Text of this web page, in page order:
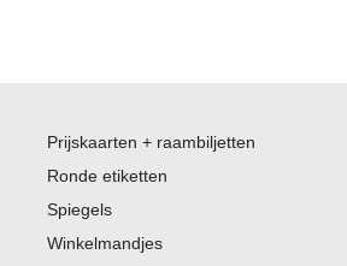
Prijskaarten + raambiljetten
Ronde etiketten
Spiegels
Winkelmandjes